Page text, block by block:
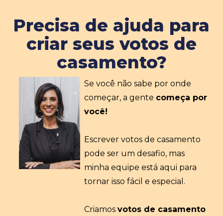
Precisa de ajuda para
criar seus votos de
casamento?
Se você não sabe por onde
começar, a gente começa por
você!
Escrever votos de casamento
pode ser um desafio, mas
minha equipe está aqui para
tornar isso fácil e especial.
Criamos votos de casamento